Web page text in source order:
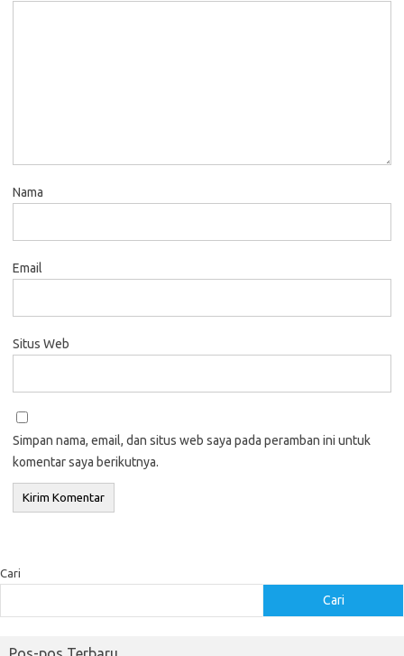
Nama
Email
Situs Web
Simpan nama, email, dan situs web saya pada peramban ini untuk
komentar saya berikutnya.
Cari
Cari